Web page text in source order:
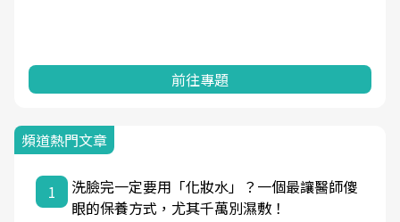
前往專題
頻道熱門文章
1
洗臉完一定要用「化妝水」？一個最讓醫師傻
眼的保養方式，尤其千萬別濕敷！